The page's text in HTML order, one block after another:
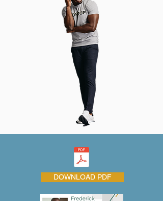
DOWNLOAD PDF